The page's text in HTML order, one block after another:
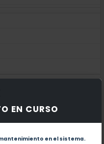
EN CURSO
en el sistema.
autor.